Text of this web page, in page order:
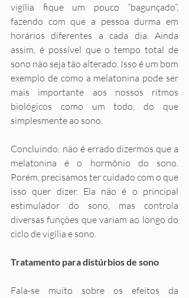
vigília fique um pouco “bagunçado”,
fazendo com que a pessoa durma em
horários diferentes a cada dia. Ainda
assim, é possível que o tempo total de
sono não seja tão alterado. Isso é um bom
exemplo de como a melatonina pode ser
mais importante aos nossos ritmos
biológicos como um todo, do que
Concluindo: não é errado dizermos que a
melatonina é o hormônio do sono.
Porém, precisamos ter cuidado com o que
isso quer dizer. Ela não é o principal
estimulador do sono, mas controla
diversas funções que variam ao longo do
ciclo de vigília e sono.
Tratamento para distúrbios de sono
Fala-se muito sobre os efeitos da